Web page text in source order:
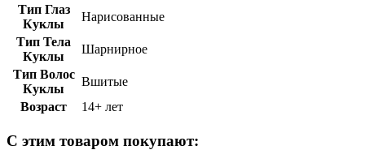
Тип Глаз
Куклы
Нарисованные
Тип Тела
Куклы
Шарнирное
Тип Волос
Куклы
Вшитые
Возраст
14+ лет
С этим товаром покупают: